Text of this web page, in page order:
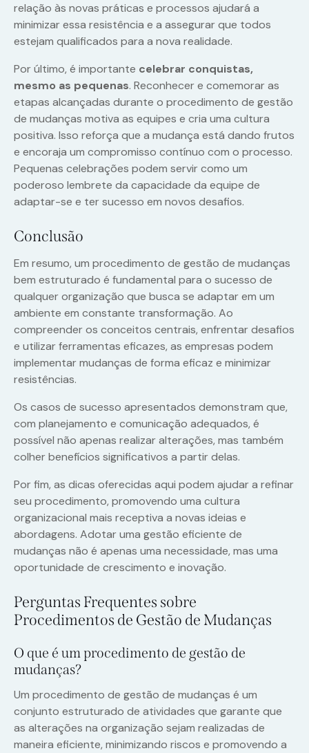
relação às novas práticas e processos ajudará a
minimizar essa resistência e a assegurar que todos
estejam qualificados para a nova realidade.
Por último, é importante celebrar conquistas,
mesmo as pequenas. Reconhecer e comemorar as
etapas alcançadas durante o procedimento de gestão
de mudanças motiva as equipes e cria uma cultura
positiva. Isso reforça que a mudança está dando frutos
e encoraja um compromisso contínuo com o processo.
Pequenas celebrações podem servir como um
poderoso lembrete da capacidade da equipe de
adaptar-se e ter sucesso em novos desafios.
Conclusão
Em resumo, um procedimento de gestão de mudanças
bem estruturado é fundamental para o sucesso de
qualquer organização que busca se adaptar em um
ambiente em constante transformação. Ao
compreender os conceitos centrais, enfrentar desafios
e utilizar ferramentas eficazes, as empresas podem
implementar mudanças de forma eficaz e minimizar
resistências.
Os casos de sucesso apresentados demonstram que,
com planejamento e comunicação adequados, é
possível não apenas realizar alterações, mas também
colher benefícios significativos a partir delas.
Por fim, as dicas oferecidas aqui podem ajudar a refinar
seu procedimento, promovendo uma cultura
organizacional mais receptiva a novas ideias e
abordagens. Adotar uma gestão eficiente de
mudanças não é apenas uma necessidade, mas uma
oportunidade de crescimento e inovação.
Perguntas Frequentes sobre
Procedimentos de Gestão de Mudanças
O que é um procedimento de gestão de
mudanças?
Um procedimento de gestão de mudanças é um
conjunto estruturado de atividades que garante que
as alterações na organização sejam realizadas de
maneira eficiente, minimizando riscos e promovendo a